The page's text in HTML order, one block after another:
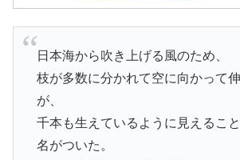
日本海から吹き上げる風のため、
枝が多数に分かれて空に向かって
が、
千本も生えているように見えるこ
名がついた。